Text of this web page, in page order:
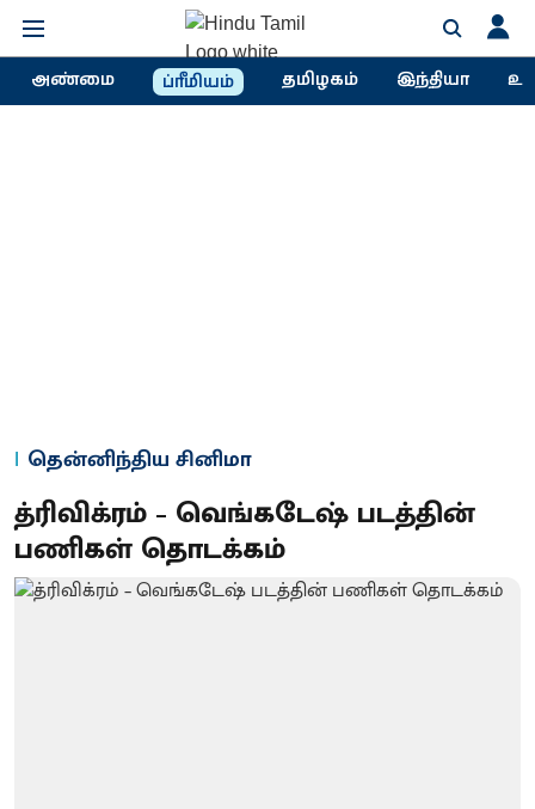
அண்மை ப்ரீமியம் தமிழகம் இந்தியா
தென்னிந்திய சினிமா
த்ரிவிக்ரம் – வெங்கடேஷ் படத்தின்
பணிகள் தொடக்கம்